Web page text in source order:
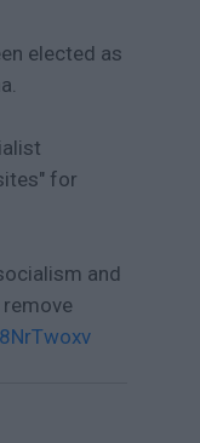
elected as
for
and